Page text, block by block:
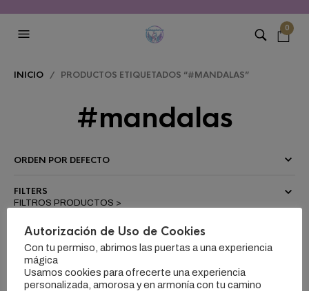
0
INICIO / PRODUCTOS ETIQUETADOS “#MANDALAS”
#mandalas
FILTERS
Autorización de Uso de Cookies
Con tu permiso, abrimos las puertas a una experiencia
mágica
Usamos cookies para ofrecerte una experiencia
personalizada, amorosa y en armonía con tu camino